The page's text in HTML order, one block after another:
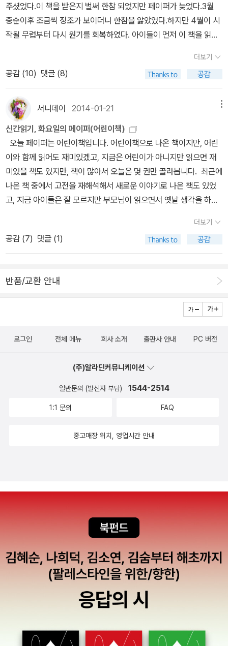
을까, 부럽다~ '행복한 꼬리연 창작 그림책'으로 나온첫 그림책, 아
이를 키우면서 경험하는 평범한 일상을 유쾌한 반전으로 풀어낸 <엄
마 언제 와?> 감감무소식인 아기를 간절하게 기다리는 예비 엄마 작
엄마 이야기를 시작하고 신기하게도 아기가 찾아와 원고를 완성했고,
그림을 그린이도 아기를 기다리는 예비엄마가 그려, 아기가 첫돌을
맞을 무렵 이 책이 세상에 나왔다고 한다. <고래가 숨 쉬는 고서관>
에는 요모조모 쓸모있는 책이야기가 많다.어린이가 어린이에게 추천
하는 책도 있고, 2014 여름방학 추천도서 60권도 들어 있다.그 외에
도 새 책의 기획의도와 본문내용 등 교과와 연계한 도서도 친절하게
안내한다. 알라딘에도 좋은 어린책을 열심히 소개하는 선생님들이
있다.마침 서평 원고 쓰실 분을 추천해달라는 톡을 받고 망설임없이
두 분을 추천했다.좋은 책을 소개하는 일은 책 좋아하는 어른들이 마
땅히 할 일이니까.<고래가 숨쉬는 도서관>에서 알라딘 친구의 서평
을 만나는 일은 즐겁고 기분 좋은 일이다.^^나도 어쩌다 인연이 되어
2008년 가을호, 2013년 여름호, 2014년 여름호까지 서평원고를
2편이 실렸다. 부록으로 여름방학 추천도서 포스터도 왔다.한장으
주셨었다.이 책을 받은지 벌써 한참 되었지만 페이퍼가 늦었다.3월
중순이후 조금씩 징조가 보이더니 한참을 앓았었다.하지만 4월이 시
작될 무렵부터 다시 원기를 회복하였다. 아이들이 먼저 이 책을 읽었
잠만 잤다. 기운이 회복되고, 이 책을 집어 들었는데 정말 우리 아이들
이 딱 좋아하는 책이다.옛날 이야기, 전래동화라면 끝도 없이 읽어달
라고 조르는 아이들이다.<삼백이의 칠일장 1 -얘야, 아무개야, 거시
기야>는 이야기의 시작부터 흥미진진했다. 저승사자를 피하기 위해
이름 불리는 일을 두려워한 삼백이. 저승사자를 3번 피하면 오래 산
다는 옛 이야기를 떠올리며 저승사자를 피해 삼백년을 살아 삼백이라
이름 짓고 저승사자를 따라 나선다. 저승사자를 피하며 사느라, 죽지
않기 위해 사는 일은 어떨까? 그 인생이 즐겁지만은 않았을 것이다.
삼백년을 살았지만 억울함에 저승사자를 순순히 따라갈 수 없었다는
삼백이의 사연과 아무 연고없이 떠돌던 삼백이가 칠일장을 하게 된
사연은 정말 배꼽빠지게 재밌다. 세상에 태어나서 글을 배우고 글을
읽는 일을 즐겨할 수 있게 자라서 정말 다행이다 싶다.옛날 우리 엄마
는 8살에 전쟁이 나는 바람에 잘 다니던 학교도 그만두게 되어 글씨
구들에게 무시를 당하시기도 하셨었다. 시집살이와 고된 살림살이, 4
았고, 아이들 공부하는 것 어깨너머로 보며 글자는 간신히 깨우치셨
다는데 그나마도 얼마나 다행인지 모르겠다. 그래도 기억력은 좋으셔
서 집안의 대소사를 모두 머리로 기억하고 계셨다. 어찌나 신기하던
고 가끔 우리집에 들러 재미난 책들을 골라서 가져가신다. 물론 어렵
책을 볼 수 있게 글을 깨우치신 게 얼마나 다행인지 모른다. 사실 엄마
의 어머니, 외할머니는 여자는 자기 이름만 쓸 줄 알면 된다고 하시며
셨었단다. 외삼촌들은 공부도 많이 하셨는데 엄마는 그런 오빠들에게
다니면 바람 난다고 집에 두고 다니셨단다. 엄마는 가끔 그런 할머니
좀 데려가셨더라면......하고 가끔 넋두리를 하신다. 그런 엄마가 어렸
을땐 이해가 잘 되지 않았었다. 하지만 워낙 성정이 온화하시고 순종
가당치도 않다고 떼를 썼을테지만 말이다. 창비에서 나온 재밌다 우
리고전, 이 책은 엄마가 가장 좋아하시는 책이다.옛 이야기가 역시 술
술 잘 읽힌다고 재밌는 책들은 여러번 읽으셨다. 고학년들이 읽기에
적당한 책이다. 언니가 세트로 구매한 것들이라 나도 기회를 봐서 내
들이도 가끔 한다. 얼마 전엔 <우아한 거짓말>을 함께 보았다. 딸의
더보기
공감 (10) 댓글 (8)
서니데이 2014-01-21
신간읽기, 화요일의 페이퍼(어린이책)
오늘 페이퍼는 어린이책입니다. 어린이책으로 나온 책이지만, 어린
이와 함께 읽어도 재미있겠고, 지금은 어린이가 아니지만 읽으면 재
미있을 책도 있지만, 책이 많아서 오늘은 몇 권만 골라봅니다. 최근에
나온 책 중에서 고전을 재해석해서 새로운 이야기로 나온 책도 있었
고, 지금 아이들은 잘 모르지만 부모님이 읽으면서 옛날 생각을 하게
는 스토리텔링방식으로 쓰여진 책, 다양한 패턴과 스티커를 활용하고
디자인하면서 페이지를 채워갈 수 있는 방식의 책까지, 제각각 다양
한 여러 권의 책입니다. 고전을 재해석한 어린이책 1. 에비
이 로스쿨 -- 고전이 되어버린 동화속의 이야기를 재해석하고 작가가
창의적인 내용으로 새롭게 쓴 책이 있습니다. 전부터 들어왔던 친숙
한 동화나 고전 속의 주인공과 이야기는 조금씩 바뀔 때도 있고, 지금
1. 에비와 원더랜드-- 사라 밀나우스키-- 에비와 원더랜드 시리즈의
소녀는 한 입 먹은 사과를 들고 있습니다. 미국에서 베스트셀러였던
책으로, 지하실의 이상한 거울로 인해 동화속 세상으로 가게 된 요나
라지게 됩니다. 2. 겨울왕국-- 디즈니 애니메이션으로 최근 개봉해
국도 안데르센의 동화 <눈의 여왕>을 재해석한 내용이라고 합니다.
결하는 내용입니다. 그림형제의 후손과 동화속 이야기가 실제 있었던
성장기를 담은 판타지 소설이라고 해도 될 것 같습니다. <그림자매>
는 최근 9권으로 한국어판이 완간되었습니다. 그림 자매 1
- 살아 있는 주인공들그림 자매 2 - 어느 날 갑자기 아무도 모르게!그
림 자매 3 - 세상 모든 주인공의 이야기그림 자매 4 - 뉴욕에서 일어
매 8 - 이야기 안의 세계그림 자매 9 - 거울들의 예언 4. 어린이 로스
더보기
공감 (7) 댓글 (1)
반품/교환 안내
로그인 전체 메뉴 회사 소개 출판사 안내 PC 버전
(주)알라딘커뮤니케이션
일반문의 (발신자 부담) 1544-2514
1:1 문의 FAQ
중고매장 위치, 영업시간 안내